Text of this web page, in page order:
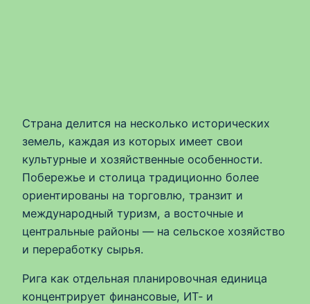
Страна делится на несколько исторических
земель, каждая из которых имеет свои
культурные и хозяйственные особенности.
Побережье и столица традиционно более
ориентированы на торговлю, транзит и
международный туризм, а восточные и
центральные районы — на сельское хозяйство
и переработку сырья.
Рига как отдельная планировочная единица
концентрирует финансовые, ИТ‑ и